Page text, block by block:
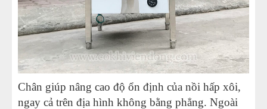
Chân giúp nâng cao độ ổn định của nồi hấp xôi,
ngay cả trên địa hình không bằng phẳng. Ngoài